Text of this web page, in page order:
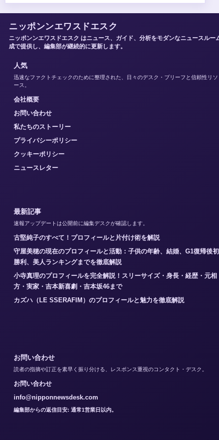
ニッポンンエワスドエスク
ニッポンンエワスドエスク はニュース、ガイド、分析をモダンなニュースルー
成で提供し、編集部が継続的に更新します。
人気
迅速なファクトチェックのために整理された、日々のデスク・ブリーフと信頼性リソ
ース。
会社概要
お問い合わせ
私たちのストーリー
プライバシーポリシー
クッキーポリシー
ニュースレター
最新記事
速報アップデートは公開前に編集デスクが確認します。
古堅純子のすべて！プロフィールと片付け術を解説
守屋美穂の現在のプロフィールと活動：子供の年齢、結婚、G1復帰後初
勝利、美人ランキングまでを徹底解説
小寺真理のプロフィールを完全解説！スリーサイズ・身長・経歴・元相
方・実家・吉本新喜劇・吉本坂46まで
カズハ（LE SSERAFIM）のプロフィールと魅力を徹底解説
お問い合わせ
読者の指摘や訂正を素早く振り分ける、レスポンス重視のコンタクト・デスク。
お問い合わせ
info@nipponnewsdesk.com
編集部からの返信目安: 通常1営業日以内。